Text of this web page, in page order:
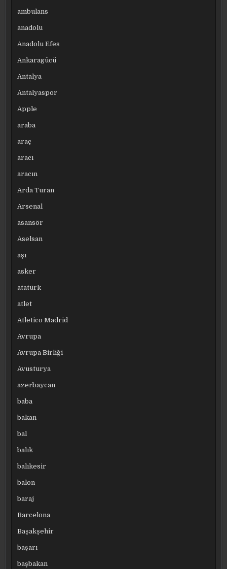
ambulans
anadolu
Anadolu Efes
Ankaragücü
Antalya
Antalyaspor
Apple
araba
araç
aracı
aracın
Arda Turan
Arsenal
asansör
Aselsan
aşı
asker
atatürk
atlet
Atletico Madrid
Avrupa
Avrupa Birliği
Avusturya
azerbaycan
baba
bakan
bal
balık
balıkesir
balon
baraj
Barcelona
Başakşehir
başarı
başbakan